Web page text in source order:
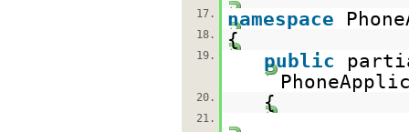
17.
namespace
18. {
19. public
20. {
21.